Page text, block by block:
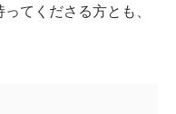
てくださる方とも、